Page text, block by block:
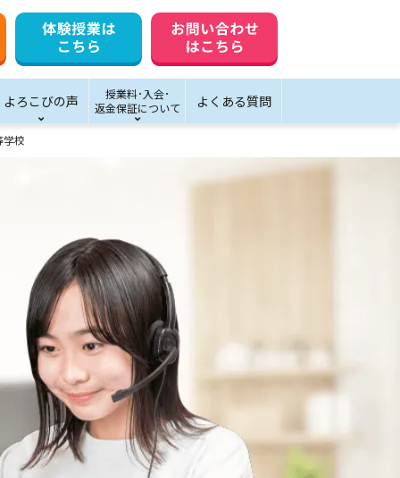
よろこびの声
授業料･入会･
返金保証について
よくある質問
学校